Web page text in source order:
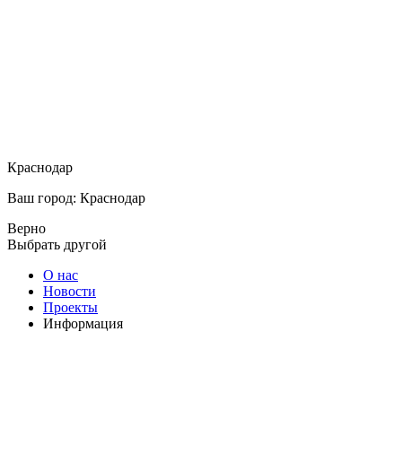
Краснодар
Ваш город: Краснодар
Верно
Выбрать другой
О нас
Новости
Проекты
Информация